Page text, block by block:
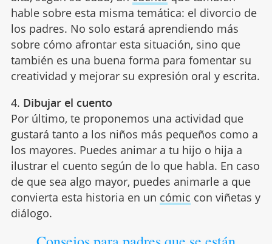
hable sobre esta misma temática: el divorcio de
los padres. No solo estará aprendiendo más
sobre cómo afrontar esta situación, sino que
también es una buena forma para fomentar su
creatividad y mejorar su expresión oral y escrita.
4. Dibujar el cuento
Por último, te proponemos una actividad que
gustará tanto a los niños más pequeños como a
los mayores. Puedes animar a tu hijo o hija a
ilustrar el cuento según de lo que habla. En caso
de que sea algo mayor, puedes animarle a que
convierta esta historia en un cómic con viñetas y
diálogo.